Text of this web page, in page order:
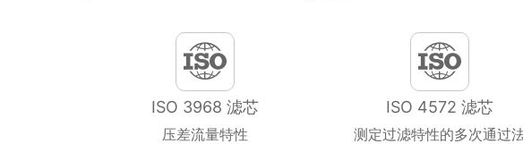
ISO 3968 滤芯
压差流量特性
ISO 4572 滤芯
测定过滤特性的多次通过